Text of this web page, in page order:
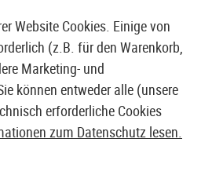
SHOP & GROßHÄNDLER
Website Cookies. Einige von
(z.B. für den Warenkorb,
Marketing- und
können entweder alle (unsere
erforderliche Cookies
zum Datenschutz lesen.